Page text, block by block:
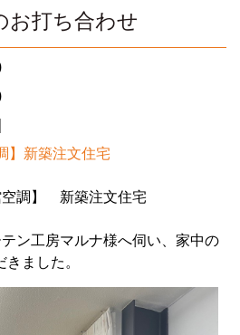
打ち合わせ
】新築注文住宅
調】 新築注文住宅
ン工房マルナ様へ伺い、家中の
ました。